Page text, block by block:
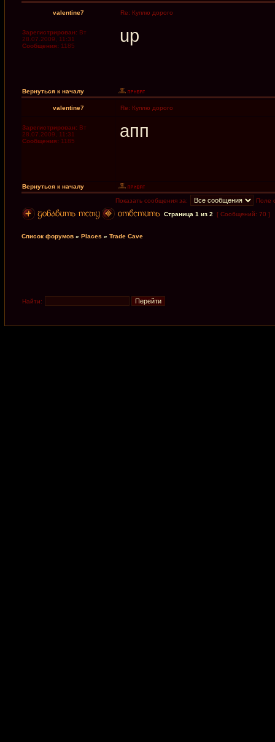
valentine7 Re: Куплю дорого
Зарегистрирован: Вт
28.07.2009, 11:31
Сообщения: 1185
up
Вернуться к началу
valentine7 Re: Куплю дорого
Зарегистрирован: Вт
28.07.2009, 11:31
Сообщения: 1185
апп
Вернуться к началу
Показать сообщения за:
Поле
Страница 1 из 2 [ Сообщений: 70 ]
Список форумов » Places » Trade Cave
Найти: